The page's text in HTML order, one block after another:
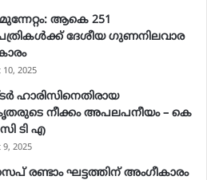
ആകെ 251
ദേശീയ ഗുണനിലവാര
2025
ഹാരിസിനെതിരായ
നീക്കം അപലപനീയം – കെ
ടി എ
2025
രണ്ടാം ഘട്ടത്തിന് അംഗീകാരം